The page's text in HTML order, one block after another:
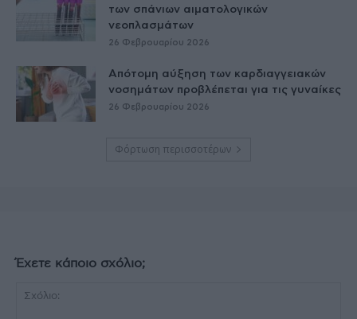
των σπάνιων αιματολογικών
νεοπλασμάτων
26 Φεβρουαρίου 2026
Απότομη αύξηση των καρδιαγγειακών
νοσημάτων προβλέπεται για τις γυναίκες
26 Φεβρουαρίου 2026
Φόρτωση περισσοτέρων
Έχετε κάποιο σχόλιο;